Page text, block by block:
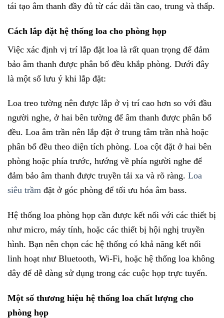
tái tạo âm thanh đầy đủ từ các dải tần cao, trung và thấp.
Cách lắp đặt hệ thống loa cho phòng họp
Việc xác định vị trí lắp đặt loa là rất quan trọng để đảm
bảo âm thanh được phân bố đều khắp phòng. Dưới đây
là một số lưu ý khi lắp đặt:
Loa treo tường nên được lắp ở vị trí cao hơn so với đầu
người nghe, ở hai bên tường để âm thanh được phân bố
đều. Loa âm trần nên lắp đặt ở trung tâm trần nhà hoặc
phân bổ đều theo diện tích phòng. Loa cột đặt ở hai bên
phòng hoặc phía trước, hướng về phía người nghe để
đảm bảo âm thanh được truyền tải xa và rõ ràng. Loa
siêu trầm đặt ở góc phòng để tối ưu hóa âm bass.
Hệ thống loa phòng họp cần được kết nối với các thiết bị
như micro, máy tính, hoặc các thiết bị hội nghị truyền
hình. Bạn nên chọn các hệ thống có khả năng kết nối
linh hoạt như Bluetooth, Wi-Fi, hoặc hệ thống loa không
dây để dễ dàng sử dụng trong các cuộc họp trực tuyến.
Một số thương hiệu hệ thống loa chất lượng cho
phòng họp